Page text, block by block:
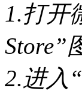
1.打开
Store”
2.进入